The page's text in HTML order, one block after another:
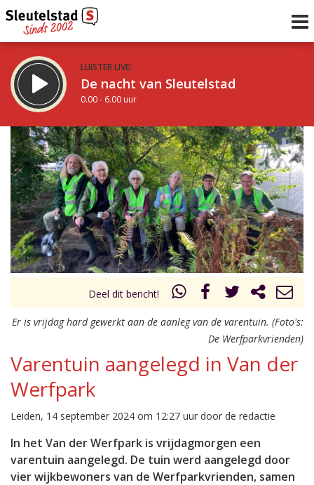
LUISTER LIVE:
De nacht van Sleutelstad
0.00 - 6.00 uur
STRAKS:
De ochtend van Sleutelstad
6.00 - 12.00 uur
Vorig uur
uur 1 van 0 Volgend uur
Inklappen
Deel dit bericht!
Er is vrijdag hard gewerkt aan de aanleg van de varentuin. (Foto's:
De Werfparkvrienden)
Varentuin aangelegd in Van der
Werfpark
Leiden, 14 september 2024 om 12:27 uur door de redactie
In het Van der Werfpark is vrijdagmorgen een
varentuin aangelegd. De tuin werd aangelegd door
vier wijkbewoners van de Werfparkvrienden, samen